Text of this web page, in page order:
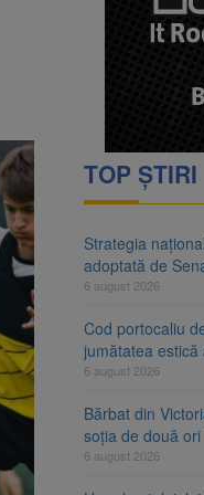
Judecătorii decid dacă
Proiectul merge la
TOP ȘTIRI
Strategia
adoptată de
6 august 2026
Cod portocaliu
jumătatea
6 august 2026
Bărbat din
soția de două
6 august 2026